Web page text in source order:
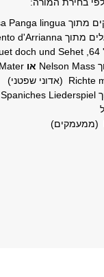
Panga lingua
d'Arrianna
doch und Sehet
Nelson Mass או
Richte (אדוני שפטני)
Spaniches Liederspiel
(ממעמקים)